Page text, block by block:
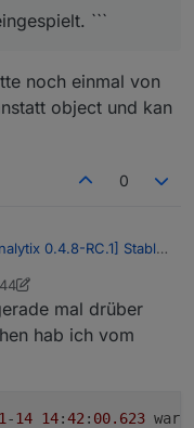
```
noch einmal von
object und kan
0
0.4.8-RC.1] Stable
10 eingespielt. ```
bitte noch einmal
drin anstatt object
mal drüber
hab ich vom
-14 14:42 : 00.623